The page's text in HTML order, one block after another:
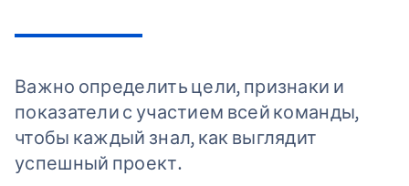
Важно определить цели, признаки и
показатели с участием всей команды,
чтобы каждый знал, как выглядит
успешный проект.